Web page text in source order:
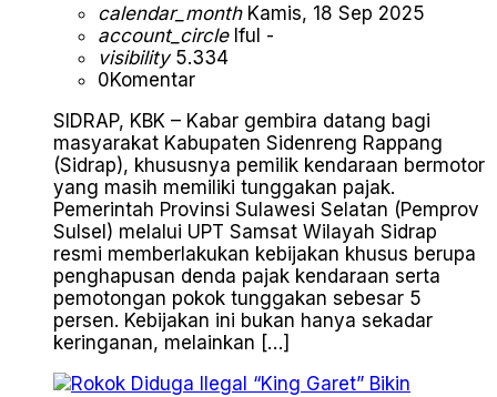
calendar_monthKamis, 18 Sep 2025
account_circleIful -
visibility5.334
0Komentar
SIDRAP, KBK – Kabar gembira datang bagi
masyarakat Kabupaten Sidenreng Rappang
(Sidrap), khususnya pemilik kendaraan bermotor
yang masih memiliki tunggakan pajak.
Pemerintah Provinsi Sulawesi Selatan (Pemprov
Sulsel) melalui UPT Samsat Wilayah Sidrap
resmi memberlakukan kebijakan khusus berupa
penghapusan denda pajak kendaraan serta
pemotongan pokok tunggakan sebesar 5
persen. Kebijakan ini bukan hanya sekadar
keringanan, melainkan […]